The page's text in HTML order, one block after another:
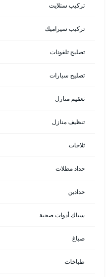
تركيب ستلايت
تركيب سيراميك
تصليح تلفونات
تصليح سيارات
تعقيم منازل
تنظيف منازل
ثلاجات
حداد مظلات
حدادين
سباك أدوات صحية
صباغ
طباخات